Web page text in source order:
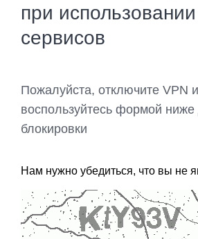
при
сервисов
Пожалуйста, отключите VPN
воспользуйтесь формой
блокировки
Нам нужно убедиться, что вы не